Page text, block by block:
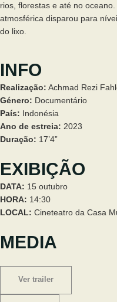
rios, florestas e até no
atmosférica disparou para
do lixo.
INFO
Realização: Achmad Rezi
Género: Documentário
País: Indonésia
Ano de estreia: 2023
Duração: 17’4”
EXIBIÇÃO
DATA: 15 outubro
HORA: 14:30
LOCAL: Cineteatro da Casa
MEDIA
Ver trailer